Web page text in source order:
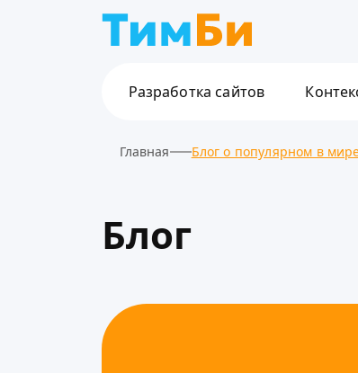
Разработка сайтов
Главная Блог о популярном в
Блог